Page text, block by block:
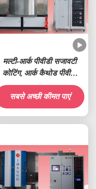
मल्टी-आर्क पीवीडी सजावटी
कोटिंग, आर्क कैथोड पीवीडी
ग्लास कोटिंग मशीन, ग्लास
फूलदान इंद्रधनुष पीवीडी कोटिंग
सबसे अच्छी कीमत पाएं